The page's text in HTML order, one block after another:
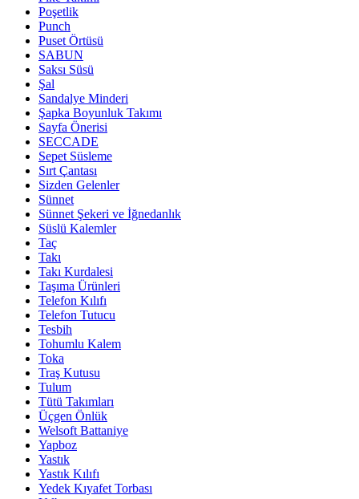
Poşetlik
Punch
Puset Örtüsü
SABUN
Saksı Süsü
Şal
Sandalye Minderi
Şapka Boyunluk Takımı
Sayfa Önerisi
SECCADE
Sepet Süsleme
Sırt Çantası
Sizden Gelenler
Sünnet
Sünnet Şekeri ve İğnedanlık
Süslü Kalemler
Taç
Takı
Takı Kurdalesi
Taşıma Ürünleri
Telefon Kılıfı
Telefon Tutucu
Tesbih
Tohumlu Kalem
Toka
Traş Kutusu
Tulum
Tütü Takımları
Üçgen Önlük
Welsoft Battaniye
Yapboz
Yastık
Yastık Kılıfı
Yedek Kıyafet Torbası